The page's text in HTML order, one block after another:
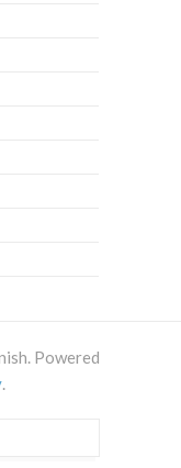
Powered
.